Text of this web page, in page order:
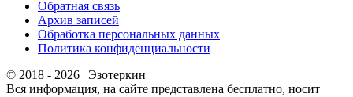
Обратная связь
Архив записей
Обработка персональных данных
Политика конфиденциальности
© 2018 - 2026 | Эзотеркин
Вся информация, на сайте представлена бесплатно, носит